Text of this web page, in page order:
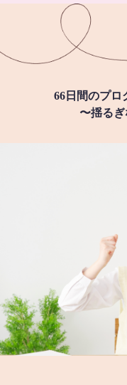
66日間のプロ
〜揺る